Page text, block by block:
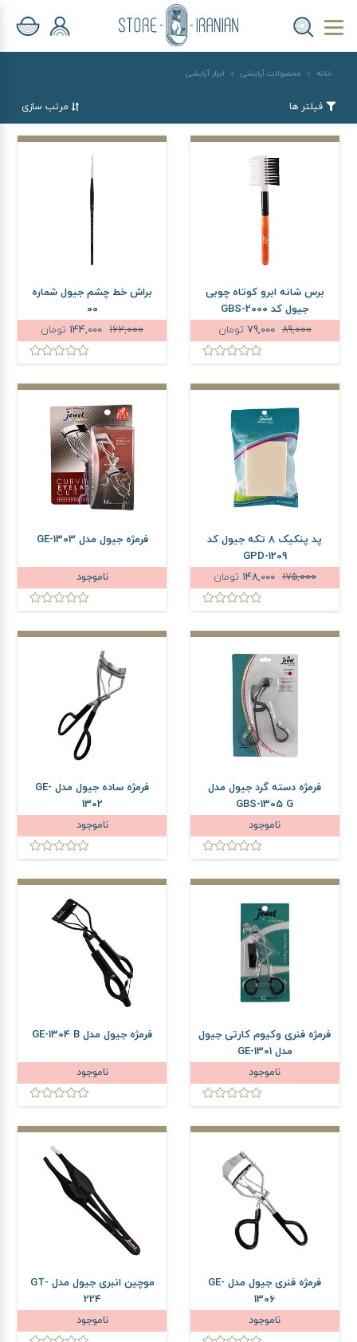
خانه محصولات آرایشی ابزار آرایشی
فیلتر ها مرتب سازی
برس شانه ابرو کوتاه چوبی
جیول کد GBS-2000
89,000
79,000 تومان
براش خط چشم جیول شماره
00
162,000
تومان
پد پنکیک 8 تکه جیول کد
GPD-1209
175,000
148,000 تومان
فرمژه جیول مدل GE-1303
ناموجود
فرمژه دسته گرد جیول مدل
GBS-1305 G
ناموجود
فرمژه ساده جیول مدل GE-
1302
ناموجود
فرمژه فنری وکیوم کارتی جیول
مدل GE-1301
ناموجود
فرمژه جیول مدل GE-1304 B
ناموجود
فرمژه فنری جیول مدل GE-
1306
ناموجود
موچین انبری جیول مدل GT-
224
ناموجود